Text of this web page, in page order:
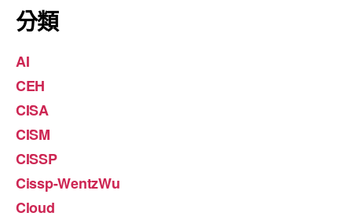
分類
AI
CEH
CISA
CISM
CISSP
Cissp-WentzWu
Cloud